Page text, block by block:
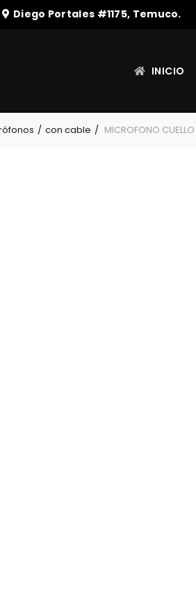
Diego Portales #1175, Temuco.
INICIO
con cable MICROFONO